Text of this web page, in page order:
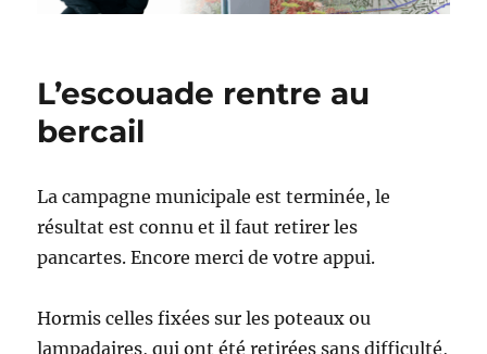
L’escouade rentre au
bercail
La campagne municipale est terminée, le
résultat est connu et il faut retirer les
pancartes. Encore merci de votre appui.
Hormis celles fixées sur les poteaux ou
lampadaires, qui ont été retirées sans difficulté,